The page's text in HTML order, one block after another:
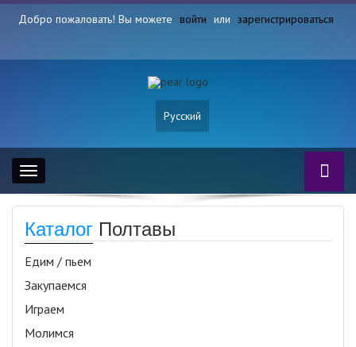
Добро пожаловать! Вы можете войти или зарегистрироваться
Русский
Toggle
navigation
Каталог Полтавы
Едим / пьем
Закупаемся
Играем
Молимся